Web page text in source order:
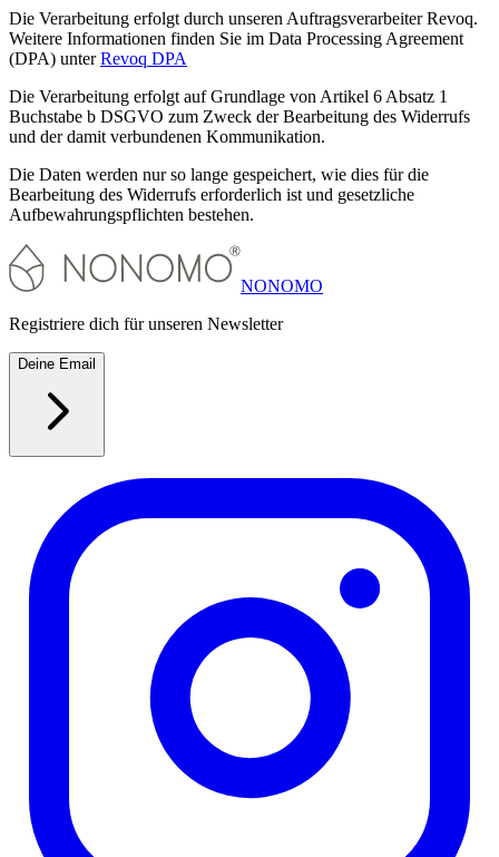
Die Verarbeitung erfolgt durch unseren Auftragsverarbeiter Revoq.
Weitere Informationen finden Sie im Data Processing Agreement
(DPA) unterRevoq DPA
Die Verarbeitung erfolgt auf Grundlage von Artikel 6 Absatz 1
Buchstabe b DSGVO zum Zweck der Bearbeitung des Widerrufs
und der damit verbundenen Kommunikation.
Die Daten werden nur so lange gespeichert, wie dies für die
Bearbeitung des Widerrufs erforderlich ist und gesetzliche
Aufbewahrungspflichten bestehen.
NONOMO
Registriere dich für unseren Newsletter
Deine Email